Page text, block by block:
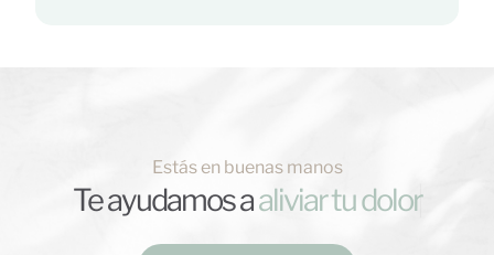
Estás en buenas manos
Te ayudamos a